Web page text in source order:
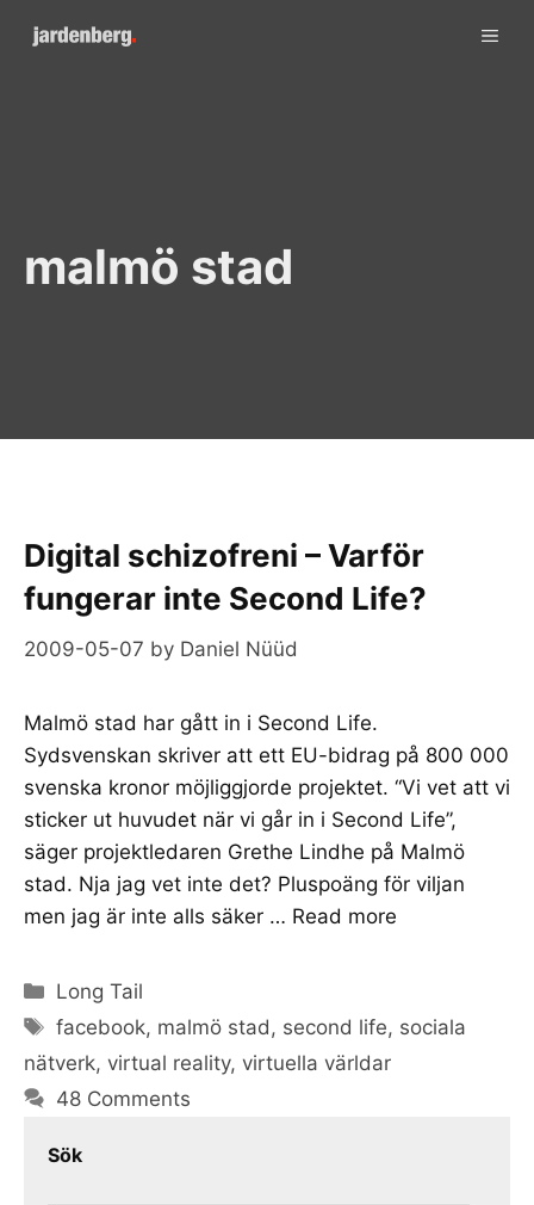
malmö stad
Digital schizofreni – Varför
fungerar inte Second Life?
2009-05-07 by Daniel Nüüd
Malmö stad har gått in i Second Life.
Sydsvenskan skriver att ett EU-bidrag på 800 000
svenska kronor möjliggjorde projektet. “Vi vet att vi
sticker ut huvudet när vi går in i Second Life”,
säger projektledaren Grethe Lindhe på Malmö
stad. Nja jag vet inte det? Pluspoäng för viljan
men jag är inte alls säker … Read more
Categories
Long Tail
Tags
facebook, malmö stad , second life, sociala
nätverk, virtual reality, virtuella världar
48 Comments
Sök